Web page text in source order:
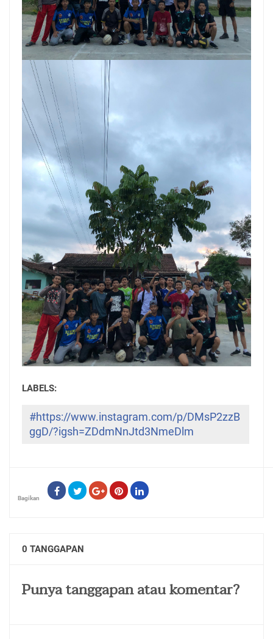
#https://www.instagram.com/p/DMsP2zzB
ggD/?igsh=ZDdmNnJtd3NmeDlm
Bagikan
0 TANGGAPAN